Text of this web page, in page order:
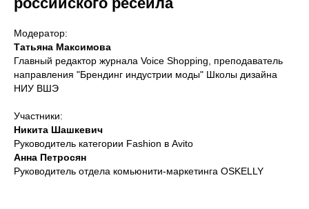
Модератор:
Татьяна Максимова
Главный редактор журнала Voice Shopping, преподаватель
направления "Брендинг индустрии моды" Школы дизайна
НИУ ВШЭ
Участники:
Никита Шашкевич
Руководитель категории Fashion в Avito
Анна Петросян
Руководитель отдела комьюнити-маркетинга OSKELLY